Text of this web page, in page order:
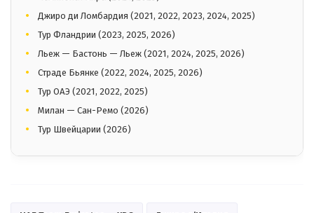
Джиро ди Ломбардия (2021, 2022, 2023, 2024, 2025)
Тур Фландрии (2023, 2025, 2026)
Льеж — Бастонь — Льеж (2021, 2024, 2025, 2026)
Страде Бьянке (2022, 2024, 2025, 2026)
Тур ОАЭ (2021, 2022, 2025)
Милан — Сан-Ремо (2026)
Тур Швейцарии (2026)